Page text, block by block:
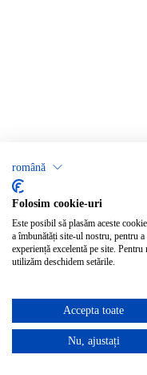
română
Folosim cookie-uri
Este posibil să plasăm aceste
a îmbunătăți site-ul nostru, pentru
experiență excelentă pe site.
utilizăm deschidem setările.
Accepta toate
Nu, ajustați